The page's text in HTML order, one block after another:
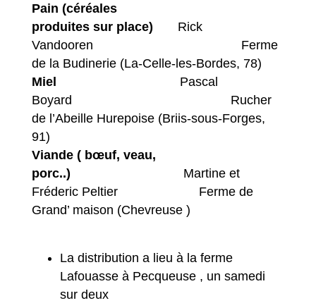
Pain (céréales
produites sur place)
Rick
Vandooren Ferme
de la Budinerie (La-Celle-les-Bordes, 78)
Miel Pascal
Boyard Rucher
de l’Abeille Hurepoise (Briis-sous-Forges,
91)
Viande ( bœuf, veau,
porc..)
Martine et
Fréderic Peltier Ferme de
Grand’ maison (Chevreuse )
La distribution a lieu à la ferme
Lafouasse à Pecqueuse , un samedi
sur deux